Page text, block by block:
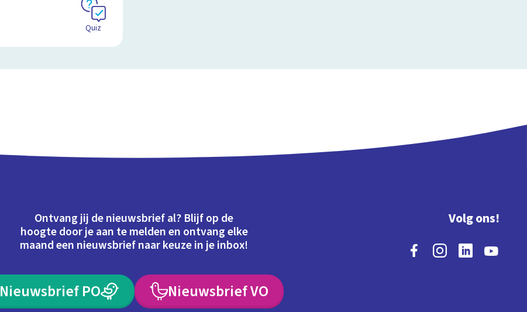
Quiz
Ontvang jij de nieuwsbrief al? Blijf op de
hoogte door je aan te melden en ontvang elke
maand een nieuwsbrief naar keuze in je inbox!
Nieuwsbrief PO Nieuwsbrief VO
Volg ons!